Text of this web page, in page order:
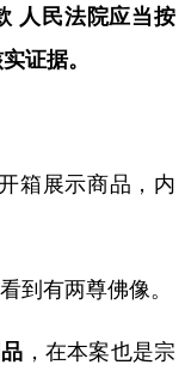
人民法院应当按
证据。
箱展示商品，内
到有两尊佛像。
，在本案也是宗